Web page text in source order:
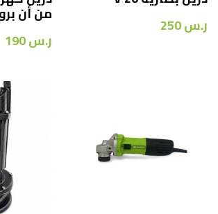
ر.س250
من أن
ر.س190